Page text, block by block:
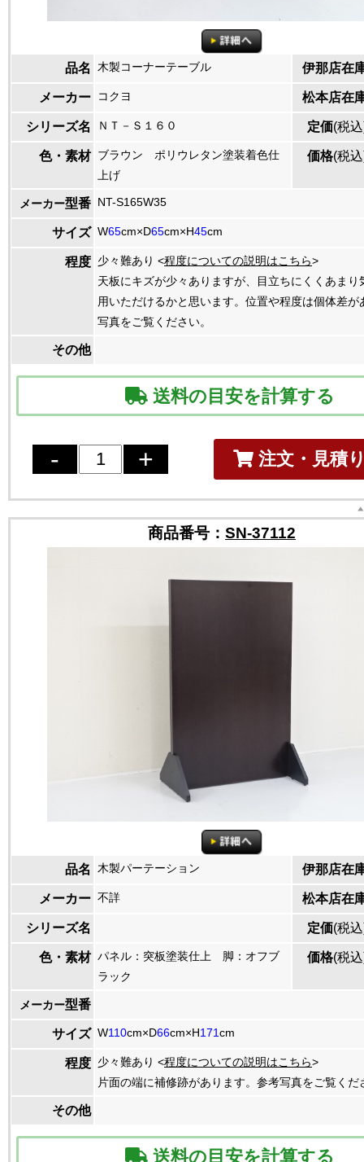
品名 木製コーナーテーブル 伊那店在
メーカー コクヨ 松本店在
シリーズ名 ＮＴ－Ｓ１６０ 定価(税
色・素材 ブラウン ポリウレタン塗装着色仕
上げ
価格(税
メーカー型番 NT-S165W35
サイズ W65cm×D65cm×H45cm
程度 少々難あり <程度についての説明はこちら>
天板にキズが少々ありますが、目立ちにくくあまり
用いただけるかと思います。位置や程度は個体差が
写真をご覧ください。
その他
送料の目安を計算する
注文・見積
商品番号： SN-37112
品名 木製パーテーション 伊那店在
メーカー 不詳 松本店在
シリーズ名 定価(税
色・素材 パネル：突板塗装仕上 脚：オフブ
ラック
価格(税
メーカー型番
サイズ W110cm×D66cm×H171cm
程度 少々難あり <程度についての説明はこちら>
片面の端に補修跡があります。参考写真をご覧くだ
その他
送料の目安を計算する